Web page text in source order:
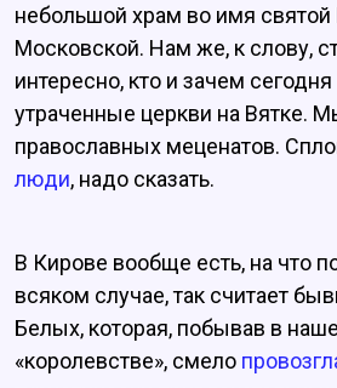
небольшой храм во имя
Московской. Нам же, к слову,
интересно, кто и зачем
утраченные церкви на Вятке.
православных меценатов.
люди, надо сказать.
В Кирове вообще есть, на что
всяком случае, так считает
Белых, которая, побывав в
«королевстве», смело